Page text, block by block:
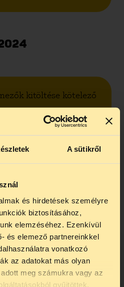
A sütikről
és hirdetések személyre
biztosításához,
elemzéséhez. Ezenkívül
és elemező partnereinkkel
vonatkozó
az adatokat más olyan
meg számukra vagy az
gyűjtöttek.
kitöltése kötelező
kattints a jelölt